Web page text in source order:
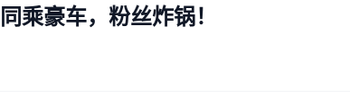
乘豪车，粉丝炸锅！